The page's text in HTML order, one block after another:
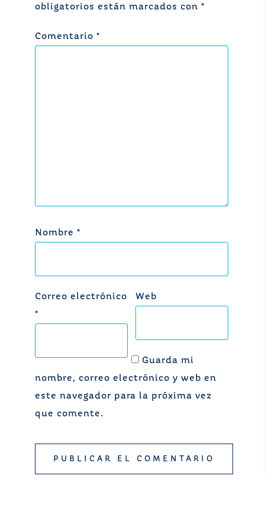
obligatorios están marcados con *
Comentario *
Nombre *
Correo electrónico
*
Web
Guarda mi
nombre, correo electrónico y web en
este navegador para la próxima vez
que comente.